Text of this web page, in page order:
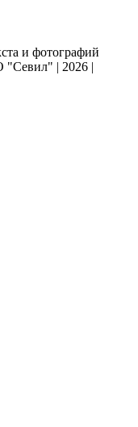
и фотографий
"Севил" | 2026 |